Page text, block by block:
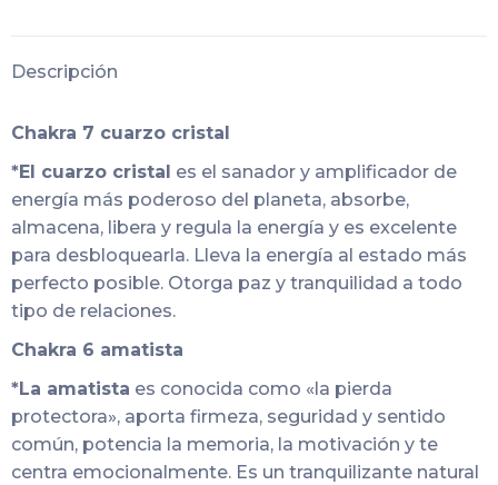
Descripción
Chakra 7 cuarzo cristal
*El cuarzo cristal es el sanador y amplificador de
energía más poderoso del planeta, absorbe,
almacena, libera y regula la energía y es excelente
para desbloquearla. Lleva la energía al estado más
perfecto posible. Otorga paz y tranquilidad a todo
tipo de relaciones.
Chakra 6 amatista
*La amatista es conocida como «la pierda
protectora», aporta firmeza, seguridad y sentido
común, potencia la memoria, la motivación y te
centra emocionalmente. Es un tranquilizante natural